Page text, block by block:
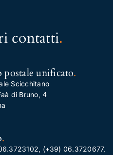
contatti.
unificato.
Scicchitano
di Bruno, 4
.
, (+39) 06.3720677,